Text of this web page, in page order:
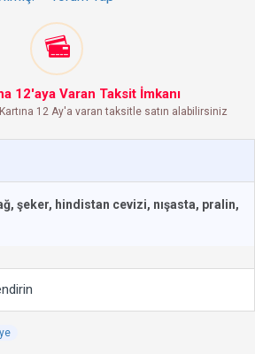
12'aya Varan Taksit İmkanı
12 Ay'a varan taksitle satın alabilirsiniz
şeker, hindistan cevizi, nışasta, pralin,